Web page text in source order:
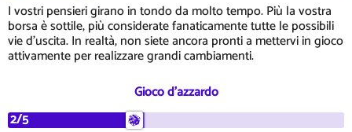
I vostri pensieri girano in tondo da molto tempo. Più la vostra
borsa è sottile, più considerate fanaticamente tutte le possibili
vie d'uscita. In realtà, non siete ancora pronti a mettervi in gioco
attivamente per realizzare grandi cambiamenti.
Gioco d'azzardo
2/5